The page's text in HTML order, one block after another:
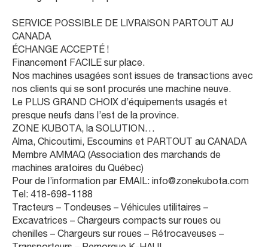
SERVICE POSSIBLE DE LIVRAISON PARTOUT AU
CANADA
ÉCHANGE ACCEPTÉ !
Financement FACILE sur place.
Nos machines usagées sont issues de transactions avec
nos clients qui se sont procurés une machine neuve.
Le PLUS GRAND CHOIX d’équipements usagés et
presque neufs dans l’est de la province.
ZONE KUBOTA, la SOLUTION…
Alma, Chicoutimi, Escoumins et PARTOUT au CANADA
Membre AMMAQ (Association des marchands de
machines aratoires du Québec)
Pour de l’information par EMAIL: info@zonekubota.com
Tel: 418-698-1188
Tracteurs – Tondeuses – Véhicules utilitaires –
Excavatrices – Chargeurs compacts sur roues ou
chenilles – Chargeurs sur roues – Rétrocaveuses –